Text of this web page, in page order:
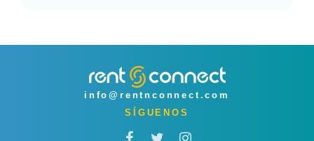
info@rentnconnect.com
SÍGUENOS